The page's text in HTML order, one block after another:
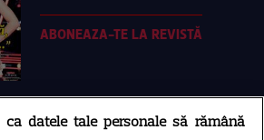
ABONEAZA-TE LA REVISTĂ
Libertatea
ca datele tale personale să rămână